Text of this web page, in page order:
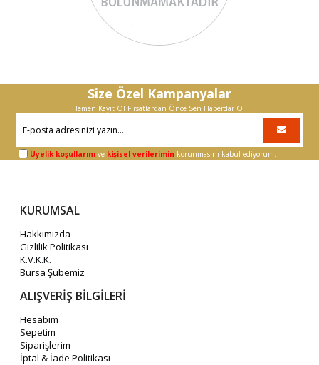
Size Özel Kampanyalar
Hemen Kayıt Ol Fırsatlardan Önce Sen Haberdar Ol!
Üyelik koşullarını ve kişisel verilerimin korunmasını kabul ediyorum.
KURUMSAL
Hakkımızda
Gizlilik Politikası
K.V.K.K.
Bursa Şubemiz
ALIŞVERİŞ BİLGİLERİ
Hesabım
Sepetim
Siparişlerim
İptal & İade Politikası